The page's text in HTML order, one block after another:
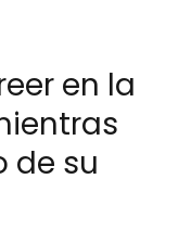
en la
de su